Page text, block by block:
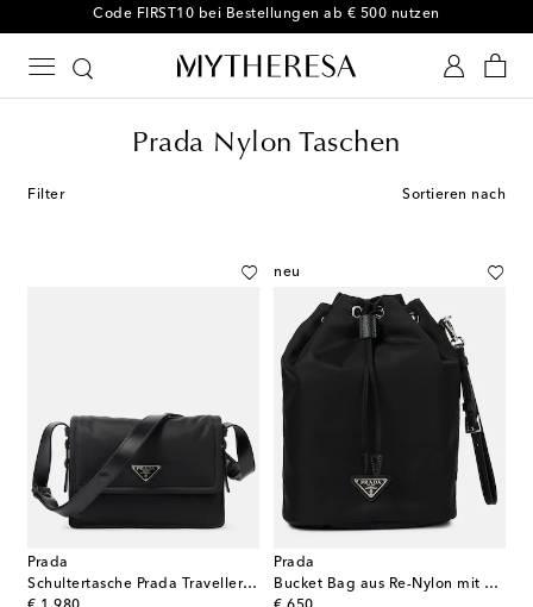
-10 % bei Ihrer ersten Bestellung auf ausgewählte Styles
Prada Nylon Taschen
Filter Sortieren nach
Prada
Schultertasche Prada Traveller Small aus Re-Nylon
original price
neu
Prada
Bucket Bag aus Re-Nylon mit Saffiano-Leder
original price